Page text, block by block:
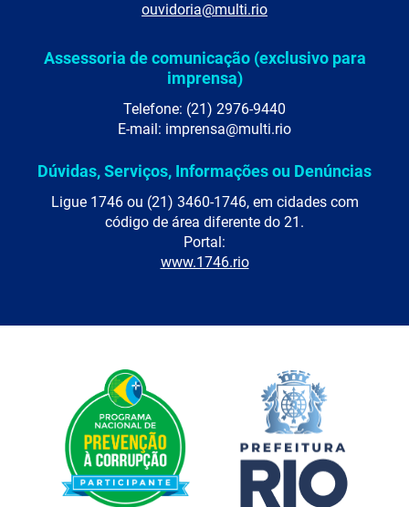
ouvidoria@multi.rio
Assessoria de comunicação (exclusivo para
imprensa)
Telefone: (21) 2976-9440
E-mail: imprensa@multi.rio
Dúvidas, Serviços, Informações ou Denúncias
Ligue 1746 ou (21) 3460-1746, em cidades com
código de área diferente do 21.
Portal:
www.1746.rio